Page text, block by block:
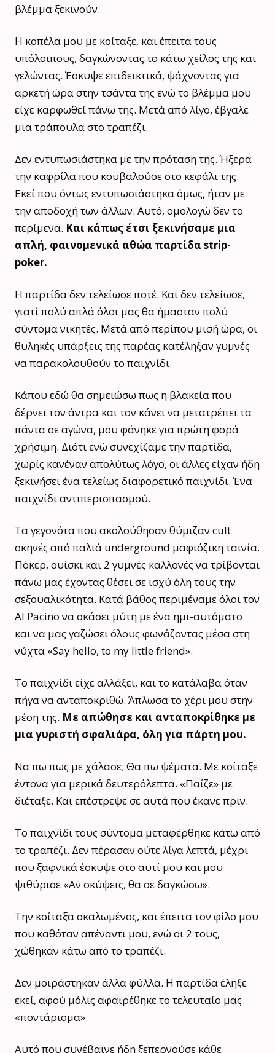
βλέμμα ξεκινούν.
Η κοπέλα μου με κοίταξε, και έπειτα τους
υπόλοιπους, δαγκώνοντας το κάτω χείλος της και
γελώντας. Έσκυψε επιδεικτικά, ψάχνοντας για
αρκετή ώρα στην τσάντα της ενώ το βλέμμα μου
είχε καρφωθεί πάνω της. Μετά από λίγο, έβγαλε
μια τράπουλα στο τραπέζι.
Δεν εντυπωσιάστηκα με την πρόταση της. Ήξερα
την καφρίλα που κουβαλούσε στο κεφάλι της.
Εκεί που όντως εντυπωσιάστηκα όμως, ήταν με
την αποδοχή των άλλων. Αυτό, ομολογώ δεν το
περίμενα. Και κάπως έτσι ξεκινήσαμε μια
απλή, φαινομενικά αθώα παρτίδα strip-
poker.
Η παρτίδα δεν τελείωσε ποτέ. Και δεν τελείωσε,
γιατί πολύ απλά όλοι μας θα ήμασταν πολύ
σύντομα νικητές. Μετά από περίπου μισή ώρα, οι
θυληκές υπάρξεις της παρέας κατέληξαν γυμνές
να παρακολουθούν το παιχνίδι.
Κάπου εδώ θα σημειώσω πως η βλακεία που
δέρνει τον άντρα και τον κάνει να μετατρέπει τα
πάντα σε αγώνα, μου φάνηκε για πρώτη φορά
χρήσιμη. Διότι ενώ συνεχίζαμε την παρτίδα,
χωρίς κανέναν απολύτως λόγο, οι άλλες είχαν ήδη
ξεκινήσει ένα τελείως διαφορετικό παιχνίδι. Ένα
παιχνίδι αντιπερισπασμού.
Τα γεγονότα που ακολούθησαν θύμιζαν cult
σκηνές από παλιά underground μαφιόζικη ταινία.
Πόκερ, ουίσκι και 2 γυμνές καλλονές να τρίβονται
πάνω μας έχοντας θέσει σε ισχύ όλη τους την
σεξουαλικότητα. Κατά βάθος περιμέναμε όλοι τον
Al Pacino να σκάσει μύτη με ένα ημι-αυτόματο
και να μας γαζώσει όλους φωνάζοντας μέσα στη
νύχτα «Say hello, to my little friend».
Το παιχνίδι είχε αλλάξει, και το κατάλαβα όταν
πήγα να ανταποκριθώ. Άπλωσα το χέρι μου στην
μέση της. Με απώθησε και ανταποκρίθηκε με
μια γυριστή σφαλιάρα, όλη για πάρτη μου.
Να πω πως με χάλασε; Θα πω ψέματα. Με κοίταξε
έντονα για μερικά δευτερόλεπτα. «Παίζε» με
διέταξε. Και επέστρεψε σε αυτά που έκανε πριν.
Το παιχνίδι τους σύντομα μεταφέρθηκε κάτω από
το τραπέζι. Δεν πέρασαν ούτε λίγα λεπτά, μέχρι
που ξαφνικά έσκυψε στο αυτί μου και μου
ψιθύρισε «Αν σκύψεις, θα σε δαγκώσω».
Την κοίταξα σκαλωμένος, και έπειτα τον φίλο μου
που καθόταν απέναντι μου, ενώ οι 2 τους,
χώθηκαν κάτω από το τραπέζι.
Δεν μοιράστηκαν άλλα φύλλα. Η παρτίδα έληξε
εκεί, αφού μόλις αφαιρέθηκε το τελευταίο μας
«ποντάρισμα».
Αυτό που συνέβαινε ήδη ξεπερνούσε κάθε